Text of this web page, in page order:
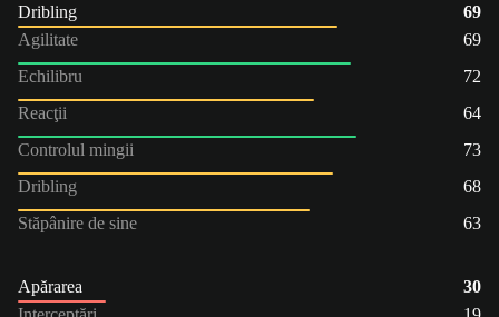
Dribling
69
Agilitate
69
Echilibru
72
Reacţii
64
Controlul mingii
73
Dribling
68
Stăpânire de sine
63
Apărarea
30